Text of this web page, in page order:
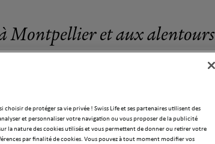
à Montpellier et aux alentours
Life à Montpellier
choisir de protéger sa vie privée ! Swiss Life et ses partenaires utilisent des
et personnaliser votre navigation ou vous proposer de la publicité
la nature des cookies utilisés et vous permettent de donner ou retirer votre
par finalité de cookies. Vous pouvez à tout moment modifier vos